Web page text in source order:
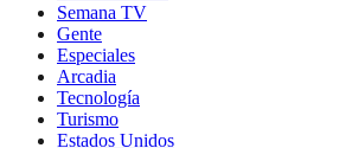
Semana TV
Gente
Especiales
Arcadia
Tecnología
Turismo
Estados Unidos